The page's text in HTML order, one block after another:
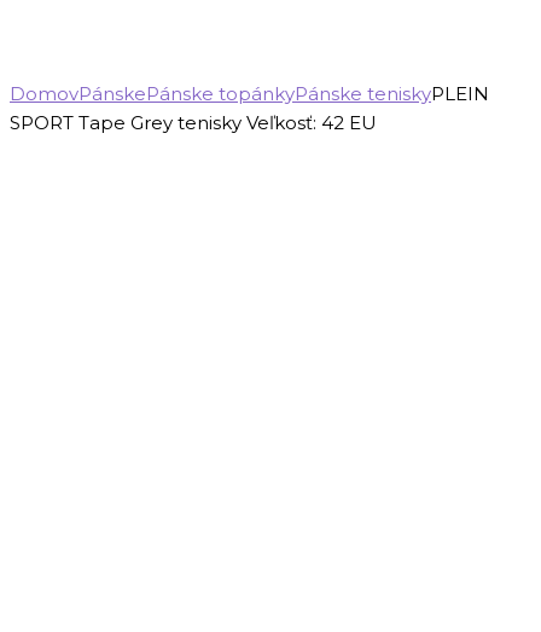
DomovPánskePánske topánkyPánske teniskyPLEIN
SPORT Tape Grey tenisky Veľkosť: 42 EU